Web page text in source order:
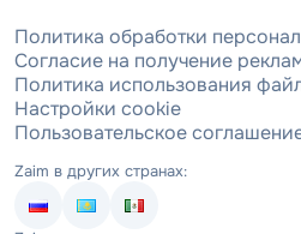
Политика обработки
Согласие на получение
Политика использования
Настройки cookie
Пользовательское
Zaim в других странах: